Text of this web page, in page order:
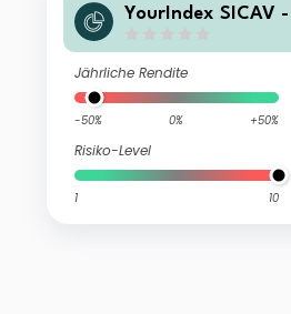
YourIndex SICAV
Jährliche Rendite
-50% 0% +50%
Risiko-Level
1 10